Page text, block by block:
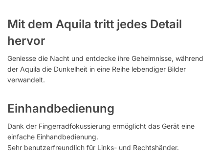
Mit dem Aquila tritt jedes Detail
hervor
Geniesse die Nacht und entdecke ihre Geheimnisse, während
der Aquila die Dunkelheit in eine Reihe lebendiger Bilder
verwandelt.
Einhandbedienung
Dank der Fingerradfokussierung ermöglicht das Gerät eine
einfache Einhandbedienung.
Sehr benutzerfreundlich für Links- und Rechtshänder.